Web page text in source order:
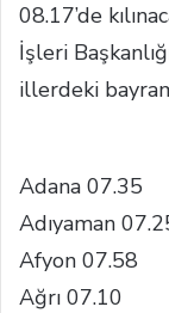
08.17’de
İşleri
illerdeki
Adana 07.35
Adıyaman
Afyon 07.58
Ağrı 07.10